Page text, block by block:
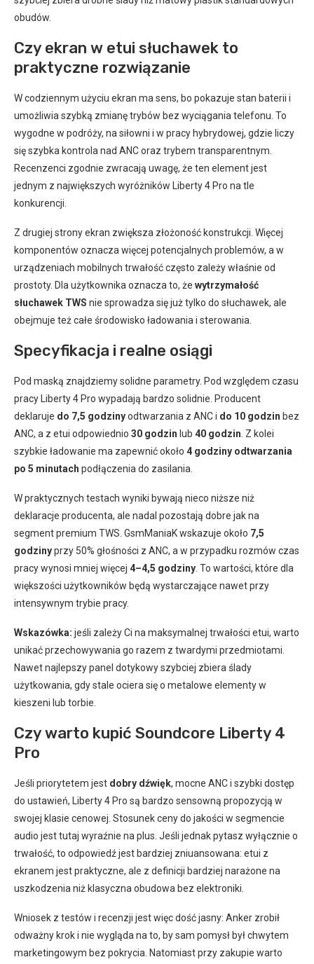
obudów.
Czy ekran w etui słuchawek to
praktyczne rozwiązanie
W codziennym użyciu ekran ma sens, bo pokazuje stan baterii i
umożliwia szybką zmianę trybów bez wyciągania telefonu. To
wygodne w podróży, na siłowni i w pracy hybrydowej, gdzie liczy
się szybka kontrola nad ANC oraz trybem transparentnym.
Recenzenci zgodnie zwracają uwagę, że ten element jest
jednym z największych wyróżników Liberty 4 Pro na tle
konkurencji.
Z drugiej strony ekran zwiększa złożoność konstrukcji. Więcej
komponentów oznacza więcej potencjalnych problemów, a w
urządzeniach mobilnych trwałość często zależy właśnie od
prostoty. Dla użytkownika oznacza to, że wytrzymałość
słuchawek TWS nie sprowadza się już tylko do słuchawek, ale
obejmuje też całe środowisko ładowania i sterowania.
Specyfikacja i realne osiągi
Pod maską znajdziemy solidne parametry. Pod względem czasu
pracy Liberty 4 Pro wypadają bardzo solidnie. Producent
deklaruje do 7,5 godzinyodtwarzania z ANC i do 10 godzin bez
ANC, a z etui odpowiednio 30 godzin lub 40 godzin . Z kolei
szybkie ładowanie ma zapewnić około 4 godziny odtwarzania
po 5 minutach podłączenia do zasilania.
W praktycznych testach wyniki bywają nieco niższe niż
deklaracje producenta, ale nadal pozostają dobre jak na
segment premium TWS. GsmManiaK wskazuje około 7,5
godzinyprzy 50% głośności z ANC, a w przypadku rozmów czas
pracy wynosi mniej więcej 4–4,5 godziny . To wartości, które dla
większości użytkowników będą wystarczające nawet przy
intensywnym trybie pracy.
Wskazówka: jeśli zależy Ci na maksymalnej trwałości etui, warto
unikać przechowywania go razem z twardymi przedmiotami.
Nawet najlepszy panel dotykowy szybciej zbiera ślady
użytkowania, gdy stale ociera się o metalowe elementy w
kieszeni lub torbie.
Czy warto kupić Soundcore Liberty 4
Pro
Jeśli priorytetem jest dobry dźwięk, mocne ANC i szybki dostęp
do ustawień, Liberty 4 Pro są bardzo sensowną propozycją w
swojej klasie cenowej. Stosunek ceny do jakości w segmencie
audio jest tutaj wyraźnie na plus. Jeśli jednak pytasz wyłącznie o
trwałość, to odpowiedź jest bardziej zniuansowana: etui z
ekranem jest praktyczne, ale z definicji bardziej narażone na
uszkodzenia niż klasyczna obudowa bez elektroniki.
Wniosek z testów i recenzji jest więc dość jasny: Anker zrobił
odważny krok i nie wygląda na to, by sam pomysł był chwytem
marketingowym bez pokrycia. Natomiast przy zakupie warto